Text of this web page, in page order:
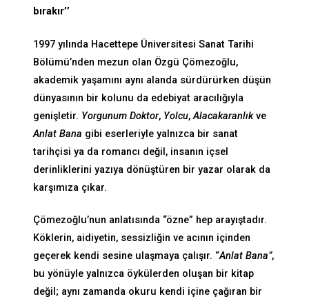
bırakır’’
1997 yılında Hacettepe Üniversitesi Sanat Tarihi
Bölümü’nden mezun olan Özgü Çömezoğlu,
akademik yaşamını aynı alanda sürdürürken düşün
dünyasının bir kolunu da edebiyat aracılığıyla
genişletir. Yorgunum Doktor, Yolcu,Alacakaranlıkve
Anlat Bana gibi eserleriyle yalnızca bir sanat
tarihçisi ya da romancı değil, insanın içsel
derinliklerini yazıya dönüştüren bir yazar olarak da
karşımıza çıkar.
Çömezoğlu’nun anlatısında “özne” hep arayıştadır.
Köklerin, aidiyetin, sessizliğin ve acının içinden
geçerek kendi sesine ulaşmaya çalışır. “Anlat Bana”,
bu yönüyle yalnızca öykülerden oluşan bir kitap
değil; aynı zamanda okuru kendi içine çağıran bir